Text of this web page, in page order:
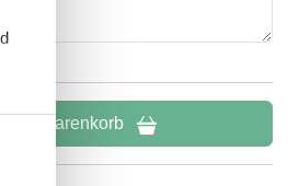
den Warenkorb